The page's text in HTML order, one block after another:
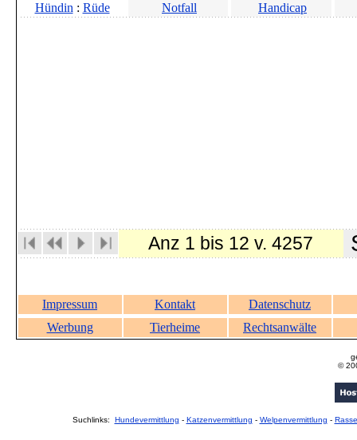
Hündin : Rüde Notfall Handicap
Anz 1 bis 12 v. 4257
Impressum Kontakt
Datenschutz
Werbung
Tierheime Rechtsanwälte
©
Suchlinks: Hundevermittlung - Katzenvermittlung - Welpenvermittlung -